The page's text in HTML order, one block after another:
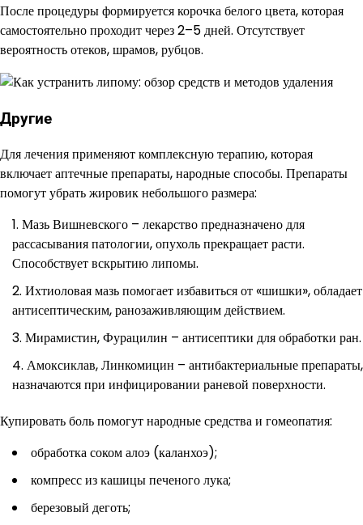
После процедуры формируется корочка белого цвета, которая
самостоятельно проходит через 2–5 дней. Отсутствует
вероятность отеков, шрамов, рубцов.
Другие
Для лечения применяют комплексную терапию, которая
включает аптечные препараты, народные способы. Препараты
помогут убрать жировик небольшого размера:
Мазь Вишневского – лекарство предназначено для
рассасывания патологии, опухоль прекращает расти.
Способствует вскрытию липомы.
Ихтиоловая мазь помогает избавиться от «шишки», обладает
антисептическим, ранозаживляющим действием.
Мирамистин, Фурацилин – антисептики для обработки ран.
Амоксиклав, Линкомицин – антибактериальные препараты,
назначаются при инфицировании раневой поверхности.
Купировать боль помогут народные средства и гомеопатия:
обработка соком алоэ (каланхоэ);
компресс из кашицы печеного лука;
березовый деготь;